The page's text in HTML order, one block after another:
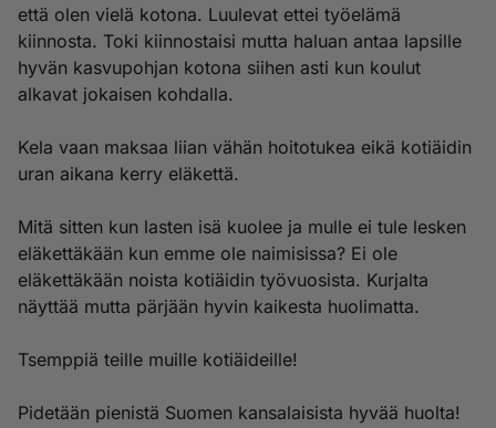
että olen vielä kotona. Luulevat ettei työelämä
kiinnosta. Toki kiinnostaisi mutta haluan antaa lapsille
hyvän kasvupohjan kotona siihen asti kun koulut
alkavat jokaisen kohdalla.
Kela vaan maksaa liian vähän hoitotukea eikä kotiäidin
uran aikana kerry eläkettä.
Mitä sitten kun lasten isä kuolee ja mulle ei tule lesken
eläkettäkään kun emme ole naimisissa? Ei ole
eläkettäkään noista kotiäidin työvuosista. Kurjalta
näyttää mutta pärjään hyvin kaikesta huolimatta.
Tsemppiä teille muille kotiäideille!
Pidetään pienistä Suomen kansalaisista hyvää huolta!